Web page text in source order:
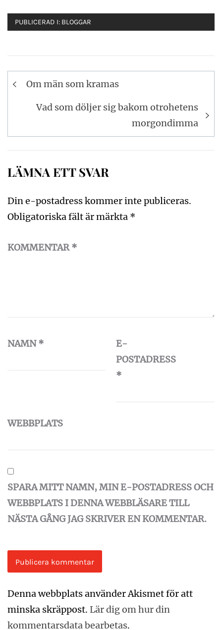
PUBLICERAD I: BLOGGAR
Inläggsnavigering
Om män som kramas
Vad som döljer sig bakom otrohetens
morgondimma
LÄMNA ETT SVAR
Din e-postadress kommer inte publiceras.
Obligatoriska fält är märkta *
KOMMENTAR*
NAMN*
E-
POSTADRESS
*
WEBBPLATS
SPARA MITT NAMN, MIN E-POSTADRESS OCH
WEBBPLATS I DENNA WEBBLÄSARE TILL
NÄSTA GÅNG JAG SKRIVER EN KOMMENTAR.
Denna webbplats använder Akismet för att
minska skräppost. Lär dig om hur din
kommentarsdata bearbetas.